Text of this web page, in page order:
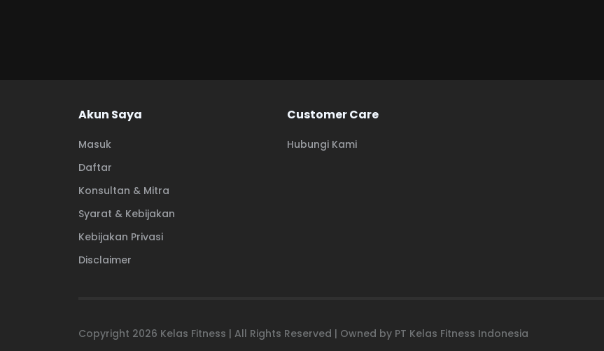
Akun Saya
Masuk
Daftar
Konsultan & Mitra
Syarat & Kebijakan
Kebijakan Privasi
Disclaimer
Customer Care
Hubungi Kami
Copyright 2026 Kelas Fitness | All Rights Reserved | Owned by PT Kelas Fitness Indonesia